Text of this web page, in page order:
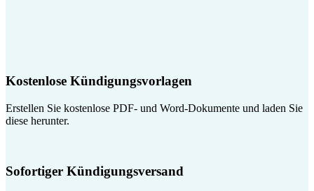
Kostenlose Kündigungsvorlagen
Erstellen Sie kostenlose PDF- und Word-Dokumente und laden Sie
diese herunter.
Sofortiger Kündigungsversand